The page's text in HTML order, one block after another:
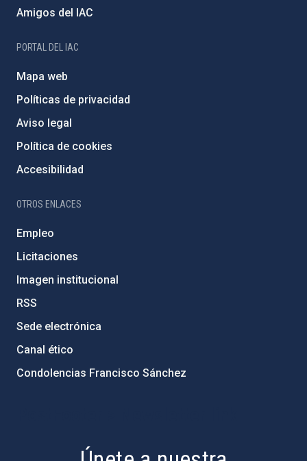
Amigos del IAC
PORTAL DEL IAC
Mapa web
Políticas de privacidad
Aviso legal
Política de cookies
Accesibilidad
OTROS ENLACES
Empleo
Licitaciones
Imagen institucional
RSS
Sede electrónica
Canal ético
Condolencias Francisco Sánchez